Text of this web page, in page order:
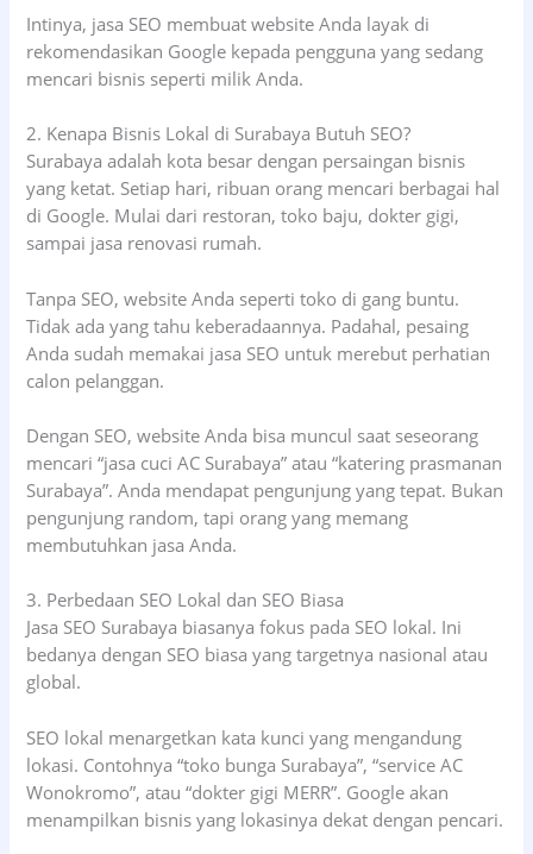
Intinya, jasa SEO membuat website Anda layak di
rekomendasikan Google kepada pengguna yang sedang
mencari bisnis seperti milik Anda.
2. Kenapa Bisnis Lokal di Surabaya Butuh SEO?
Surabaya adalah kota besar dengan persaingan bisnis
yang ketat. Setiap hari, ribuan orang mencari berbagai hal
di Google. Mulai dari restoran, toko baju, dokter gigi,
sampai jasa renovasi rumah.
Tanpa SEO, website Anda seperti toko di gang buntu.
Tidak ada yang tahu keberadaannya. Padahal, pesaing
Anda sudah memakai jasa SEO untuk merebut perhatian
calon pelanggan.
Dengan SEO, website Anda bisa muncul saat seseorang
mencari “jasa cuci AC Surabaya” atau “katering prasmanan
Surabaya”. Anda mendapat pengunjung yang tepat. Bukan
pengunjung random, tapi orang yang memang
membutuhkan jasa Anda.
3. Perbedaan SEO Lokal dan SEO Biasa
Jasa SEO Surabaya biasanya fokus pada SEO lokal. Ini
bedanya dengan SEO biasa yang targetnya nasional atau
global.
SEO lokal menargetkan kata kunci yang mengandung
lokasi. Contohnya “toko bunga Surabaya”, “service AC
Wonokromo”, atau “dokter gigi MERR”. Google akan
menampilkan bisnis yang lokasinya dekat dengan pencari.